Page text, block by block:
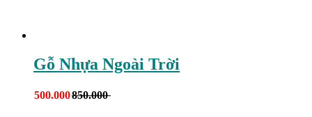
Gỗ Nhựa Ngoài Trời
500.000850.000